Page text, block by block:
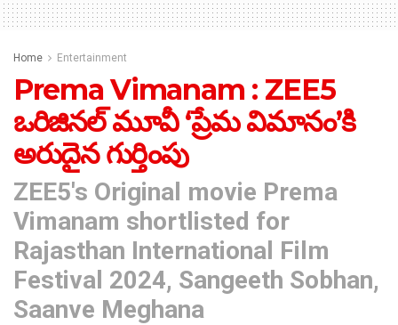
Home Entertainment
Prema Vimanam : ZEE5
ఒరిజినల్ మూవీ ‘ప్రేమ విమానం’కి
అరుదైన గుర్తింపు
ZEE5's Original movie Prema
Vimanam shortlisted for
Rajasthan International Film
Festival 2024, Sangeeth Sobhan,
Saanve Meghana